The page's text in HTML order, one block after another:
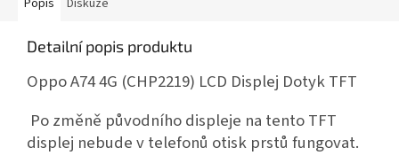
Popis Diskuze
Detailní popis produktu
Oppo A74 4G (CHP2219) LCD Displej Dotyk TFT
Po změně původního displeje na tento TFT
displej nebude v telefonů otisk prstů fungovat.